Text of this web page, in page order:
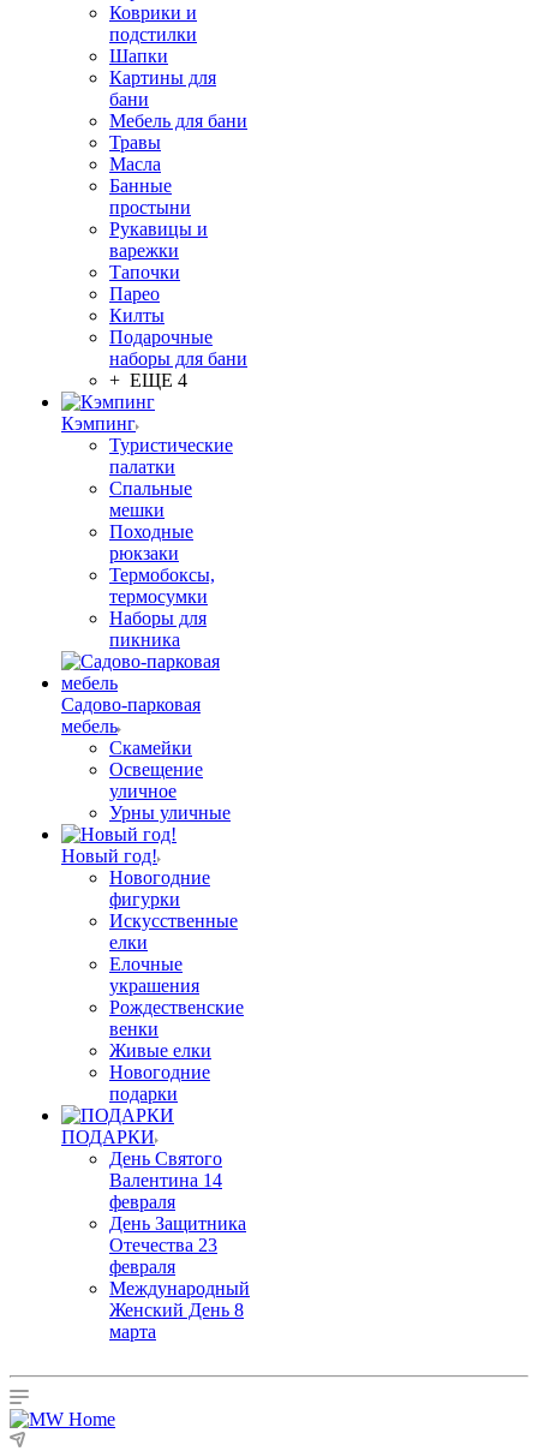
Коврики и
подстилки
Шапки
Картины для
бани
Мебель для бани
Травы
Масла
Банные
простыни
Рукавицы и
варежки
Тапочки
Парео
Килты
Подарочные
наборы для бани
+ ЕЩЕ 4
Кэмпинг
Туристические
палатки
Спальные
мешки
Походные
рюкзаки
Термобоксы,
термосумки
Наборы для
пикника
Садово-парковая
мебель
Скамейки
Освещение
уличное
Урны уличные
Новый год!
Новогодние
фигурки
Искусственные
елки
Елочные
украшения
Рождественские
венки
Живые елки
Новогодние
подарки
ПОДАРКИ
День Святого
Валентина 14
февраля
День Защитника
Отечества 23
февраля
Международный
Женский День 8
марта